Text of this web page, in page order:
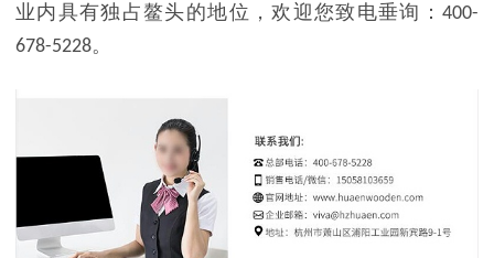
业内具有独占鳌头的地位，欢迎您致电垂询： 400-
678-5228。